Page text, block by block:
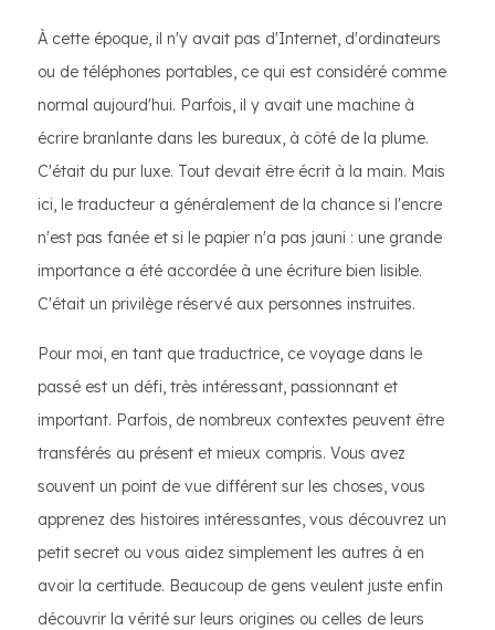
À cette époque, il n'y avait pas d'Internet, d'ordinateurs
ou de téléphones portables, ce qui est considéré comme
normal aujourd'hui. Parfois, il y avait une machine à
écrire branlante dans les bureaux, à côté de la plume.
C'était du pur luxe. Tout devait être écrit à la main. Mais
ici, le traducteur a généralement de la chance si l'encre
n'est pas fanée et si le papier n'a pas jauni : une grande
importance a été accordée à une écriture bien lisible.
C'était un privilège réservé aux personnes instruites.
Pour moi, en tant que traductrice, ce voyage dans le
passé est un défi, très intéressant, passionnant et
important. Parfois, de nombreux contextes peuvent être
transférés au présent et mieux compris. Vous avez
souvent un point de vue différent sur les choses, vous
apprenez des histoires intéressantes, vous découvrez un
petit secret ou vous aidez simplement les autres à en
avoir la certitude. Beaucoup de gens veulent juste enfin
découvrir la vérité sur leurs origines ou celles de leurs